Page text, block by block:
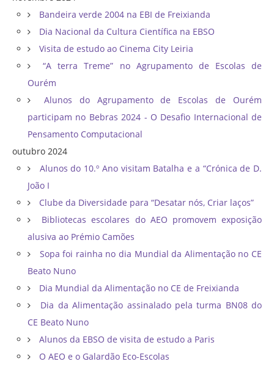
Bandeira verde 2004 na EBI de Freixianda
Dia Nacional da Cultura Científica na EBSO
Visita de estudo ao Cinema City Leiria
“A terra Treme” no Agrupamento de Escolas de
Ourém
Alunos do Agrupamento de Escolas de Ourém
participam no Bebras 2024 - O Desafio Internacional de
Pensamento Computacional
outubro 2024
Alunos do 10.º Ano visitam Batalha e a “Crónica de D.
João I
Clube da Diversidade para “Desatar nós, Criar laços”
Bibliotecas escolares do AEO promovem exposição
alusiva ao Prémio Camões
Sopa foi rainha no dia Mundial da Alimentação no CE
Beato Nuno
Dia Mundial da Alimentação no CE de Freixianda
Dia da Alimentação assinalado pela turma BN08 do
CE Beato Nuno
Alunos da EBSO de visita de estudo a Paris
O AEO e o Galardão Eco-Escolas